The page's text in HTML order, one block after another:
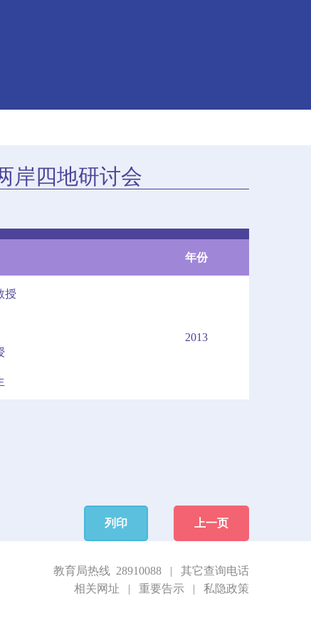
岸四地研讨会
年份
授
2013
列印 上一页
教育局热线 28910088 | 其它查询电话
相关网址 | 重要告示 | 私隐政策